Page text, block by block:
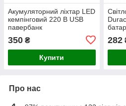
Акумуляторний ліхтар LED
кемпінговий 220 В USB
павербанк
350 ₴
Купити
282
Про нас